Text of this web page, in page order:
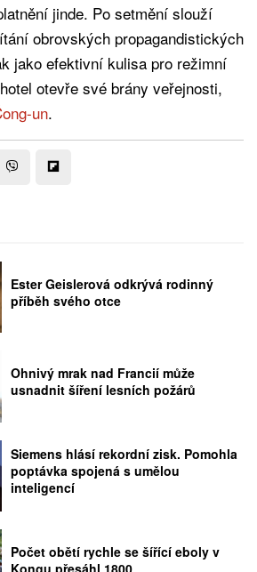
jinde. Po setmění slouží
obrovských propagandistických
jako efektivní kulisa pro režimní
otevře své brány veřejnosti,
un.
Ester Geislerová odkrývá rodinný
příběh svého otce
Ohnivý mrak nad Francií může
usnadnit šíření lesních požárů
Siemens hlásí rekordní zisk. Pomohla
poptávka spojená s umělou
inteligencí
Počet obětí rychle se šířící eboly v